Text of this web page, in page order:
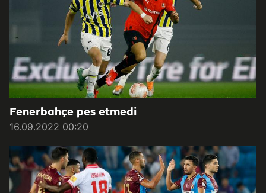
Fenerbahçe pes etmedi
16.09.2022 00:20